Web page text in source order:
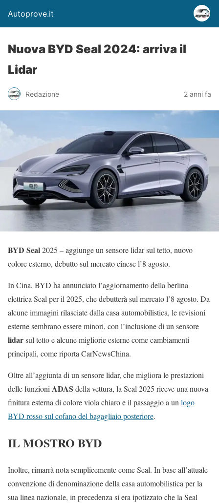
Autoprove.it
Nuova BYD Seal 2024: arriva il
Lidar
Redazione 2 anni fa
BYD Seal2025 – aggiunge un sensore lidar sul tetto, nuovo
colore esterno, debutto sul mercato cinese l’8 agosto.
In Cina, BYD ha annunciato l’aggiornamento della berlina
elettrica Seal per il 2025, che debutterà sul mercato l’8 agosto. Da
alcune immagini rilasciate dalla casa automobilistica, le revisioni
esterne sembrano essere minori, con l’inclusione di un sensore
lidarsul tetto e alcune migliorie esterne come cambiamenti
principali, come riporta CarNewsChina.
Oltre all’aggiunta di un sensore lidar, che migliora le prestazioni
delle funzioniADAS della vettura, la Seal 2025 riceve una nuova
finitura esterna di colore viola chiaro e il passaggio a unlogo
BYD rosso sul cofano del bagagliaio posteriore.
IL MOSTRO BYD
Inoltre, rimarrà nota semplicemente come Seal. In base all’attuale
convenzione di denominazione della casa automobilistica per la
sua linea nazionale, in precedenza si era ipotizzato che la Seal